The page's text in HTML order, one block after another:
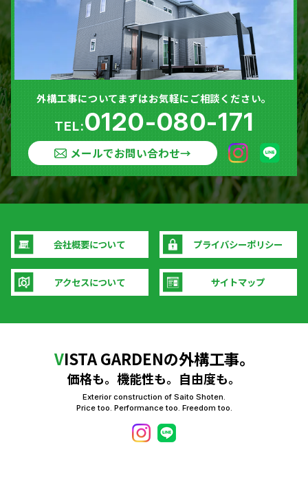
外構工事についてまずはお気軽にご相談ください。
TEL:0120-080-171
メールでお問い合わせ→
会社概要について プライバシーポリシー
アクセスについて サイトマップ
VISTA GARDENの外構工事。
価格も。機能性も。自由度も。
Exterior construction of Saito Shoten.
Price too. Performance too. Freedom too.